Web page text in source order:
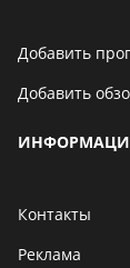
Добавить
Добавить
Контакты
Реклама